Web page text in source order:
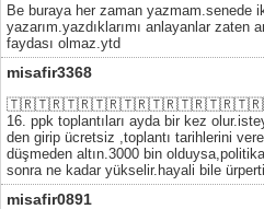
Be buraya her zaman yazmam.senede
yazarım.yazdıklarımı anlayanlar zaten
faydası olmaz.ytd
misafir3368
16. ppk toplantıları ayda bir kez
den girip ücretsiz ,toplantı tarihlerini
düşmeden altın.3000 bin
sonra ne kadar yükselir.hayali bile
misafir0891